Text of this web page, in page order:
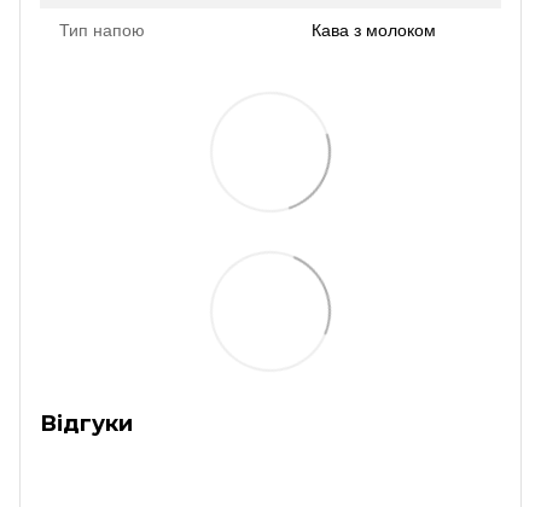
Тип напою Кава з молоком
Відгуки